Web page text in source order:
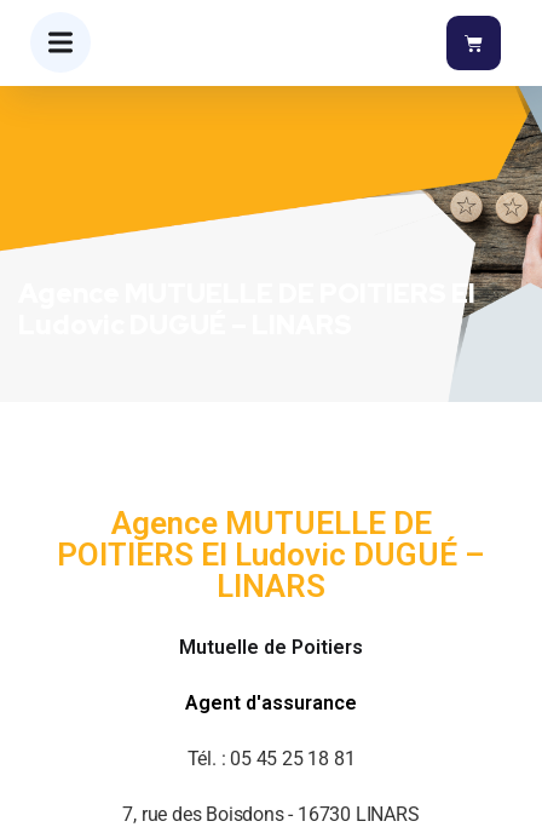
Agence MUTUELLE DE POITIERS EI
Agence MUTUELLE DE
POITIERS EI Ludovic DUGUÉ –
LINARS
Mutuelle de Poitiers
Agent d'assurance
Tél. : 05 45 25 18 81
7, rue des Boisdons - 16730 LINARS